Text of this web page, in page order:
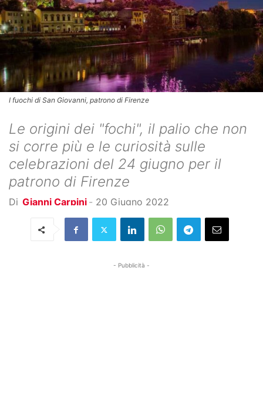
I fuochi di San Giovanni, patrono di Firenze
Le origini dei "fochi", il palio che non
si corre più e le curiosità sulle
celebrazioni del 24 giugno per il
patrono di Firenze
Di Gianni Carpini - 20 Giugno 2022
- Pubblicità -